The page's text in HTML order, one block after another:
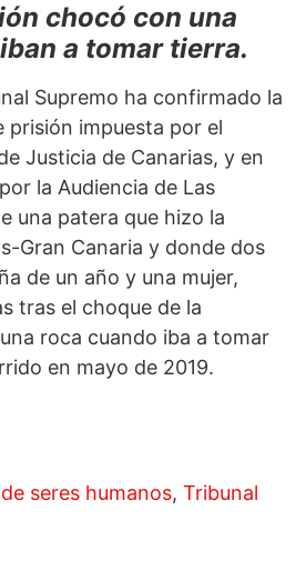
chocó con una
a tomar tierra.
Supremo ha confirmado la
prisión impuesta por el
Justicia de Canarias, y en
la Audiencia de Las
una patera que hizo la
Gran Canaria y donde dos
de un año y una mujer,
tras el choque de la
roca cuando iba a tomar
en mayo de 2019.
seres humanos, Tribunal